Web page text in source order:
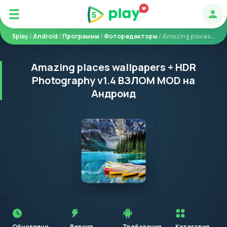
5play/Android /Программы /Фоторедакторы / Amazing places wallpapers + HDR Photography
Amazing places wallpapers + HDR
Photography v1.4 ВЗЛОМ MOD на
Андроид
установкой
приложения